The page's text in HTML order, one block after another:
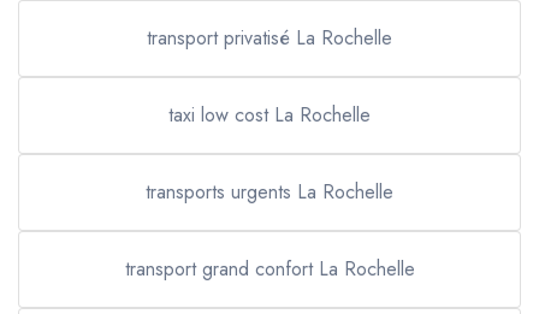
transport privatisé La Rochelle
taxi low cost La Rochelle
transports urgents La Rochelle
transport grand confort La Rochelle